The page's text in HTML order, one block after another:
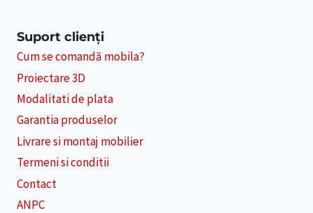
Suport clienți
Cum se comandă mobila?
Proiectare 3D
Modalitati de plata
Garantia produselor
Livrare si montaj mobilier
Termeni si conditii
Contact
ANPC